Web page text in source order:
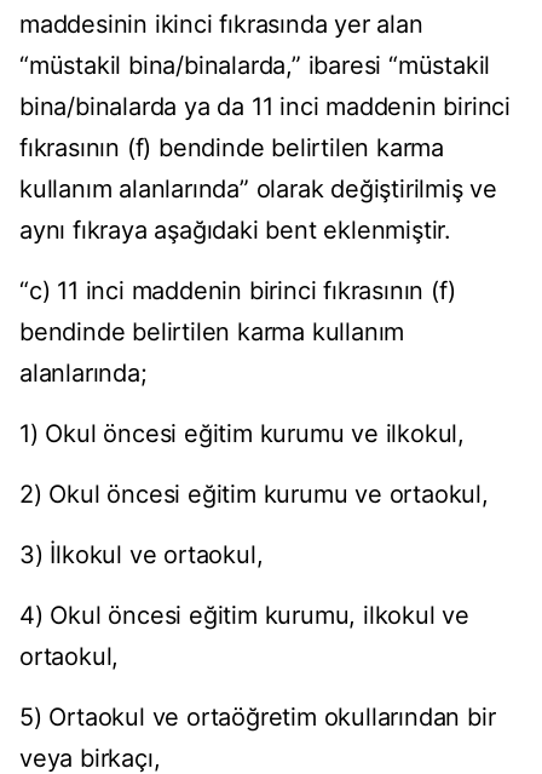
maddesinin ikinci fıkrasında yer alan
“müstakil bina/binalarda,” ibaresi “müstakil
bina/binalarda ya da 11 inci maddenin birinci
fıkrasının (f) bendinde belirtilen karma
kullanım alanlarında” olarak değiştirilmiş ve
aynı fıkraya aşağıdaki bent eklenmiştir.
“c) 11 inci maddenin birinci fıkrasının (f)
bendinde belirtilen karma kullanım
alanlarında;
1) Okul öncesi eğitim kurumu ve ilkokul,
2) Okul öncesi eğitim kurumu ve ortaokul,
3) İlkokul ve ortaokul,
4) Okul öncesi eğitim kurumu, ilkokul ve
ortaokul,
5) Ortaokul ve ortaöğretim okullarından bir
veya birkaçı,